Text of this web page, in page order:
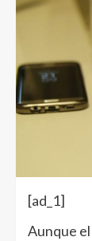
[ad_1]
Aunque el